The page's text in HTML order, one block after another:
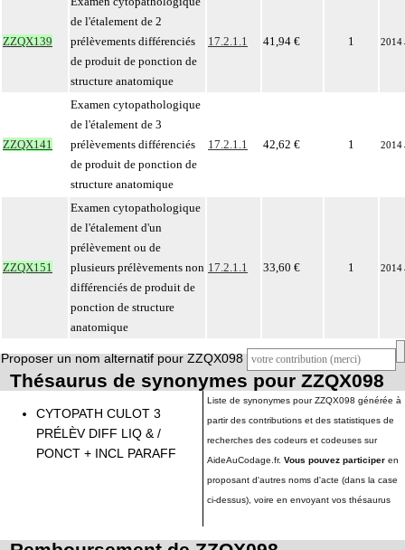
ZZQX139
de l'étalement de 2
prélèvements différenciés
de produit de ponction de
structure anatomique
17.2.1.1 41,94 € 1 2014
ZZQX141
Examen cytopathologique
de l'étalement de 3
prélèvements différenciés
de produit de ponction de
structure anatomique
17.2.1.1 42,62 € 1 2014
ZZQX151
Examen cytopathologique
de l'étalement d'un
prélèvement ou de
plusieurs prélèvements non
différenciés de produit de
ponction de structure
anatomique
17.2.1.1 33,60 € 1 2014
Proposer un nom alternatif pour ZZQX098
Thésaurus de synonymes pour ZZQX098
CYTOPATH CULOT 3
PRÉLÈV DIFF LIQ & /
PONCT + INCL PARAFF
Liste de synonymes pour ZZQX098 générée à
partir des contributions et des statistiques de
recherches des codeurs et codeuses sur
AideAuCodage.fr. Vous pouvez participer en
proposant d'autres noms d'acte (dans la case
ci-dessus), voire en envoyant vos thésaurus